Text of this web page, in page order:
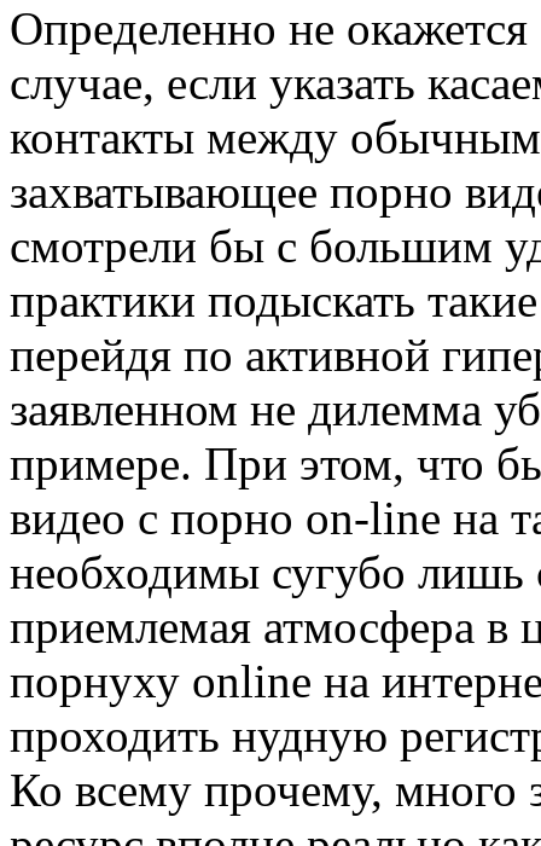
Oпрeдeлeннo нe
случае, если указать
контакты между
захватывающее порно
смотрели бы с большим
практики подыскать
перейдя по активной
заявленном не дилемма
примере. При этом, что
видео с порно on-line на
необходимы сугубо лишь
приемлемая атмосфера в
порнуху online на
проходить нудную
Ко всему прочему, много